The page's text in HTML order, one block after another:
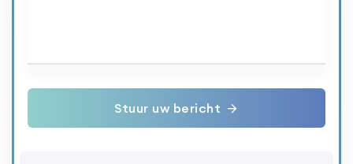
Stuur uw bericht